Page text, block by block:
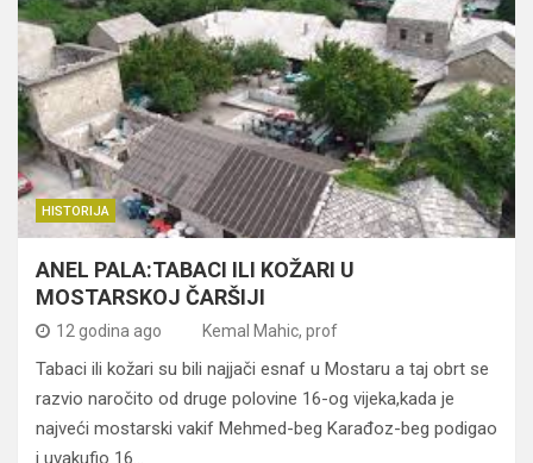
HISTORIJA
ANEL PALA:TABACI ILI KOŽARI U
MOSTARSKOJ ČARŠIJI
12 godina ago Kemal Mahic, prof
Tabaci ili kožari su bili najjači esnaf u Mostaru a taj obrt se
razvio naročito od druge polovine 16-og vijeka,kada je
najveći mostarski vakif Mehmed-beg Karađoz-beg podigao
i uvakufio 16…